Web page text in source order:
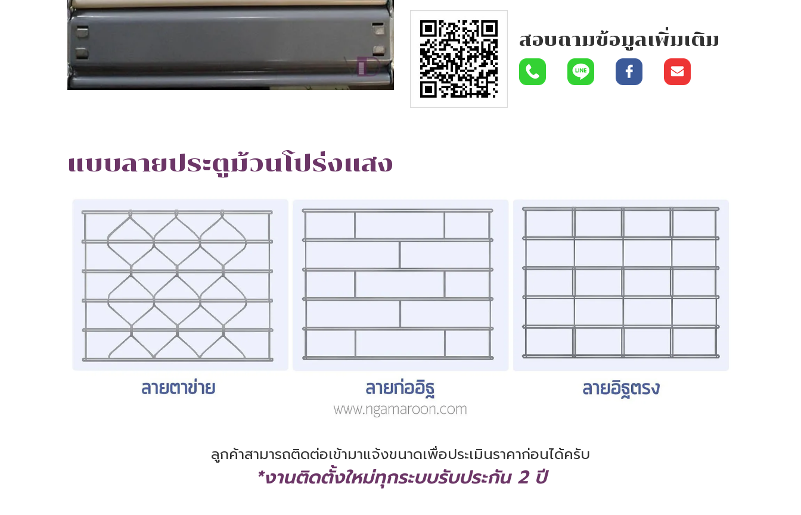
สอบถามข้อมูลเพิ่มเติม
แบบลายประตูม้วนโปร่งแสง
ลูกค้าสามารถติดต่อเข้ามาแจ้งขนาดเพื่อประเมินราคาก่อนได้ครับ
*งานติดตั้งใหม่ทุกระบบรับประกัน 2 ปี